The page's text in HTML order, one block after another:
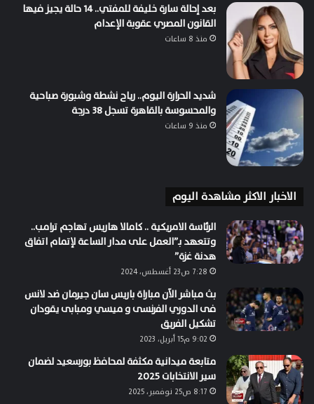
بعد إحالة سارة خليفة للمفتي.. 14 حالة يجيز فيها
القانون المصري عقوبة الإعدام
منذ 8 ساعات
شديد الحرارة اليوم.. رياح نشطة وشبورة صباحية
والمحسوسة بالقاهرة تسجل 38 درجة
منذ 9 ساعات
الاخبار الاكثر مشاهدة اليوم
الرئاسة الامريكية .. كامالا هاريس تهاجم ترامب..
وتتعهد بـ”العمل على مدار الساعة لإتمام اتفاق
هدنة غزة”
7:28 ص23 أغسطس، 2024
بث مباشر الآن مباراة باريس سان جيرمان ضد لانس
فى الدوري الفرنسى و ميسي ومبابى يقودان
تشكيل الفريق
9:02 م15 أبريل، 2023
متابعة ميدانية مكثفة لمحافظ بورسعيد لضمان
سير الانتخابات 2025
8:17 ص25 نوفمبر، 2025